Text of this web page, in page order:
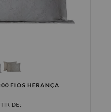
FIOS HERANÇA
DE: